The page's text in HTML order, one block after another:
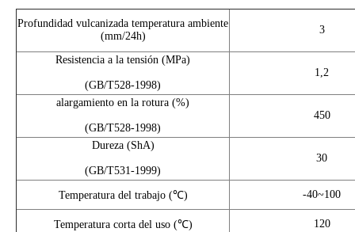
Profundidad vulcanizada temperatura ambiente
(mm/24h)
3
Resistencia a la tensión (MPa)
(GB/T528-1998)
1,2
alargamiento en la rotura (%)
(GB/T528-1998)
450
Dureza (ShA)
(GB/T531-1999)
30
Temperatura del trabajo (℃) -40~100
Temperatura corta del uso (℃) 120